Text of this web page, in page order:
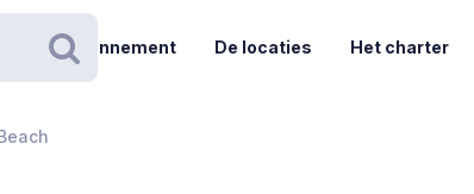
Zoeken
Abonnement De locaties Het charter